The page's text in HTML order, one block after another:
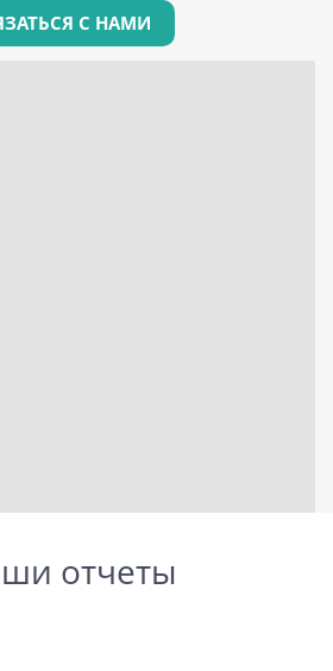
С НАМИ
отчеты